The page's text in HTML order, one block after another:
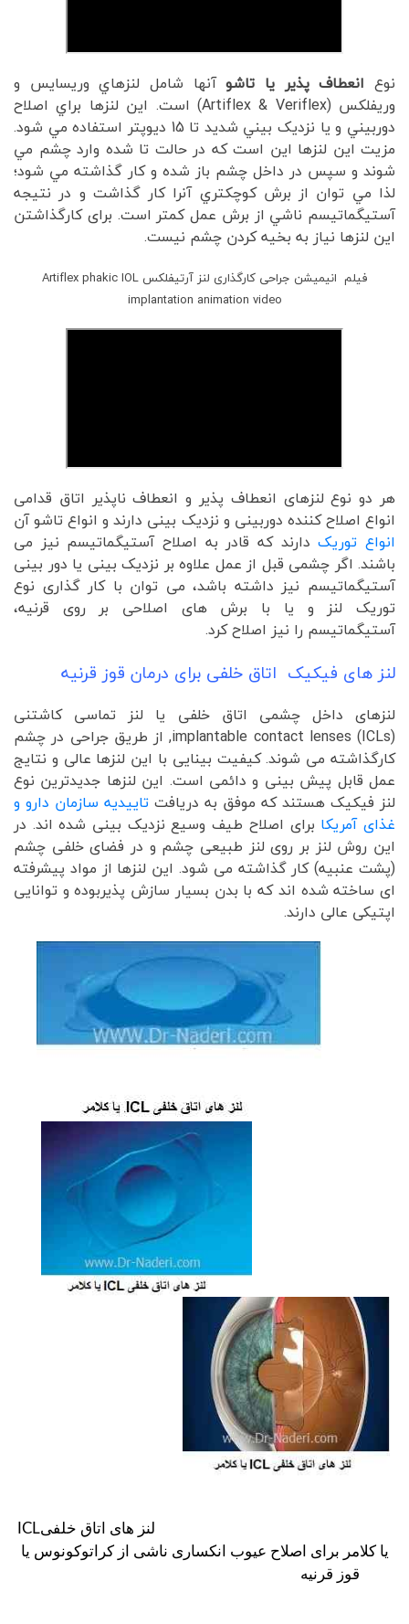
نوع انعطاف پذیر یا تاشوآنها شامل لنزهاي وریسایس و
وریفلکس (Artiflex & Veriflex) است. اين لنزها براي اصلاح
دوربيني و يا نزديک بيني شديد تا 15 دیوپتر استفاده مي شود.
مزيت اين لنزها اين است که در حالت تا شده وارد چشم مي
شوند و سپس در داخل چشم باز شده و کار گذاشته مي شود؛
لذا مي توان از برش کوچکتري آنرا کار گذاشت و در نتيجه
آستيگماتيسم ناشي از برش عمل کمتر است. برای کارگذاشتن
این لنزها نیاز به بخیه کردن چشم نیست.
فیلم انیمیشن جراحی کارگذاری لنز آرتیفلکس Artiflex phakic IOL
implantation animation video
هر دو نوع لنزهای انعطاف پذیر و انعطاف ناپذیر اتاق قدامی
انواع اصلاح کننده دوربینی و نزدیک بینی دارند و انواع تاشو آن
انواع توریکدارند که قادر به اصلاح آستیگماتیسم نیز می
باشند. اگر چشمی قبل از عمل علاوه بر نزدیک بینی یا دور بینی
آستیگماتیسم نیز داشته باشد، می توان با کار گذاری نوع
توریک لنز و یا با برش های اصلاحی بر روی قرنیه،
آستیگماتیسم را نیز اصلاح کرد.
لنز های فیکیک اتاق خلفی برای درمان قوز قرنیه
لنزهای داخل چشمی اتاق خلفی یا لنز تماسی کاشتنی
implantable contact lenses (ICLs), از طریق جراحی در چشم
کارگذاشته می شوند. کیفیت بینایی با این لنزها عالی و نتایج
عمل قابل پیش بینی و دائمی است. این لنزها جدیدترین نوع
لنز فیکیک هستند که موفق به دریافت تاییدیه سازمان دارو و
غذای آمریکا برای اصلاح طیف وسیع نزدیک بینی شده اند. در
این روش لنز بر روی لنز طبیعی چشم و در فضای خلفی چشم
(پشت عنبیه) کار گذاشته می شود. این لنزها از مواد پیشرفته
ای ساخته شده اند که با بدن بسیار سازش پذیربوده و توانایی
اپتیکی عالی دارند.
لنز های اتاق خلفیICL
یا کلامر برای اصلاح عیوب انکساری ناشی از کراتوکونوس یا
قوز قرنیه